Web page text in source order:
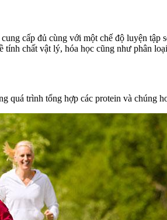
cấp đủ cùng với một chế độ luyện
tính chất vật lý, hóa học cũng như phân
quá trình tổng hợp các protein và chúng